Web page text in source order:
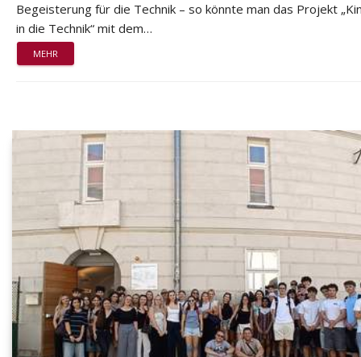
Begeisterung für die Technik – so könnte man das Projekt
in die Technik“ mit dem…
MEHR